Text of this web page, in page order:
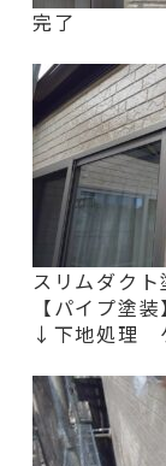
完了
スリムダク
【パイプ塗装
↓下地処理